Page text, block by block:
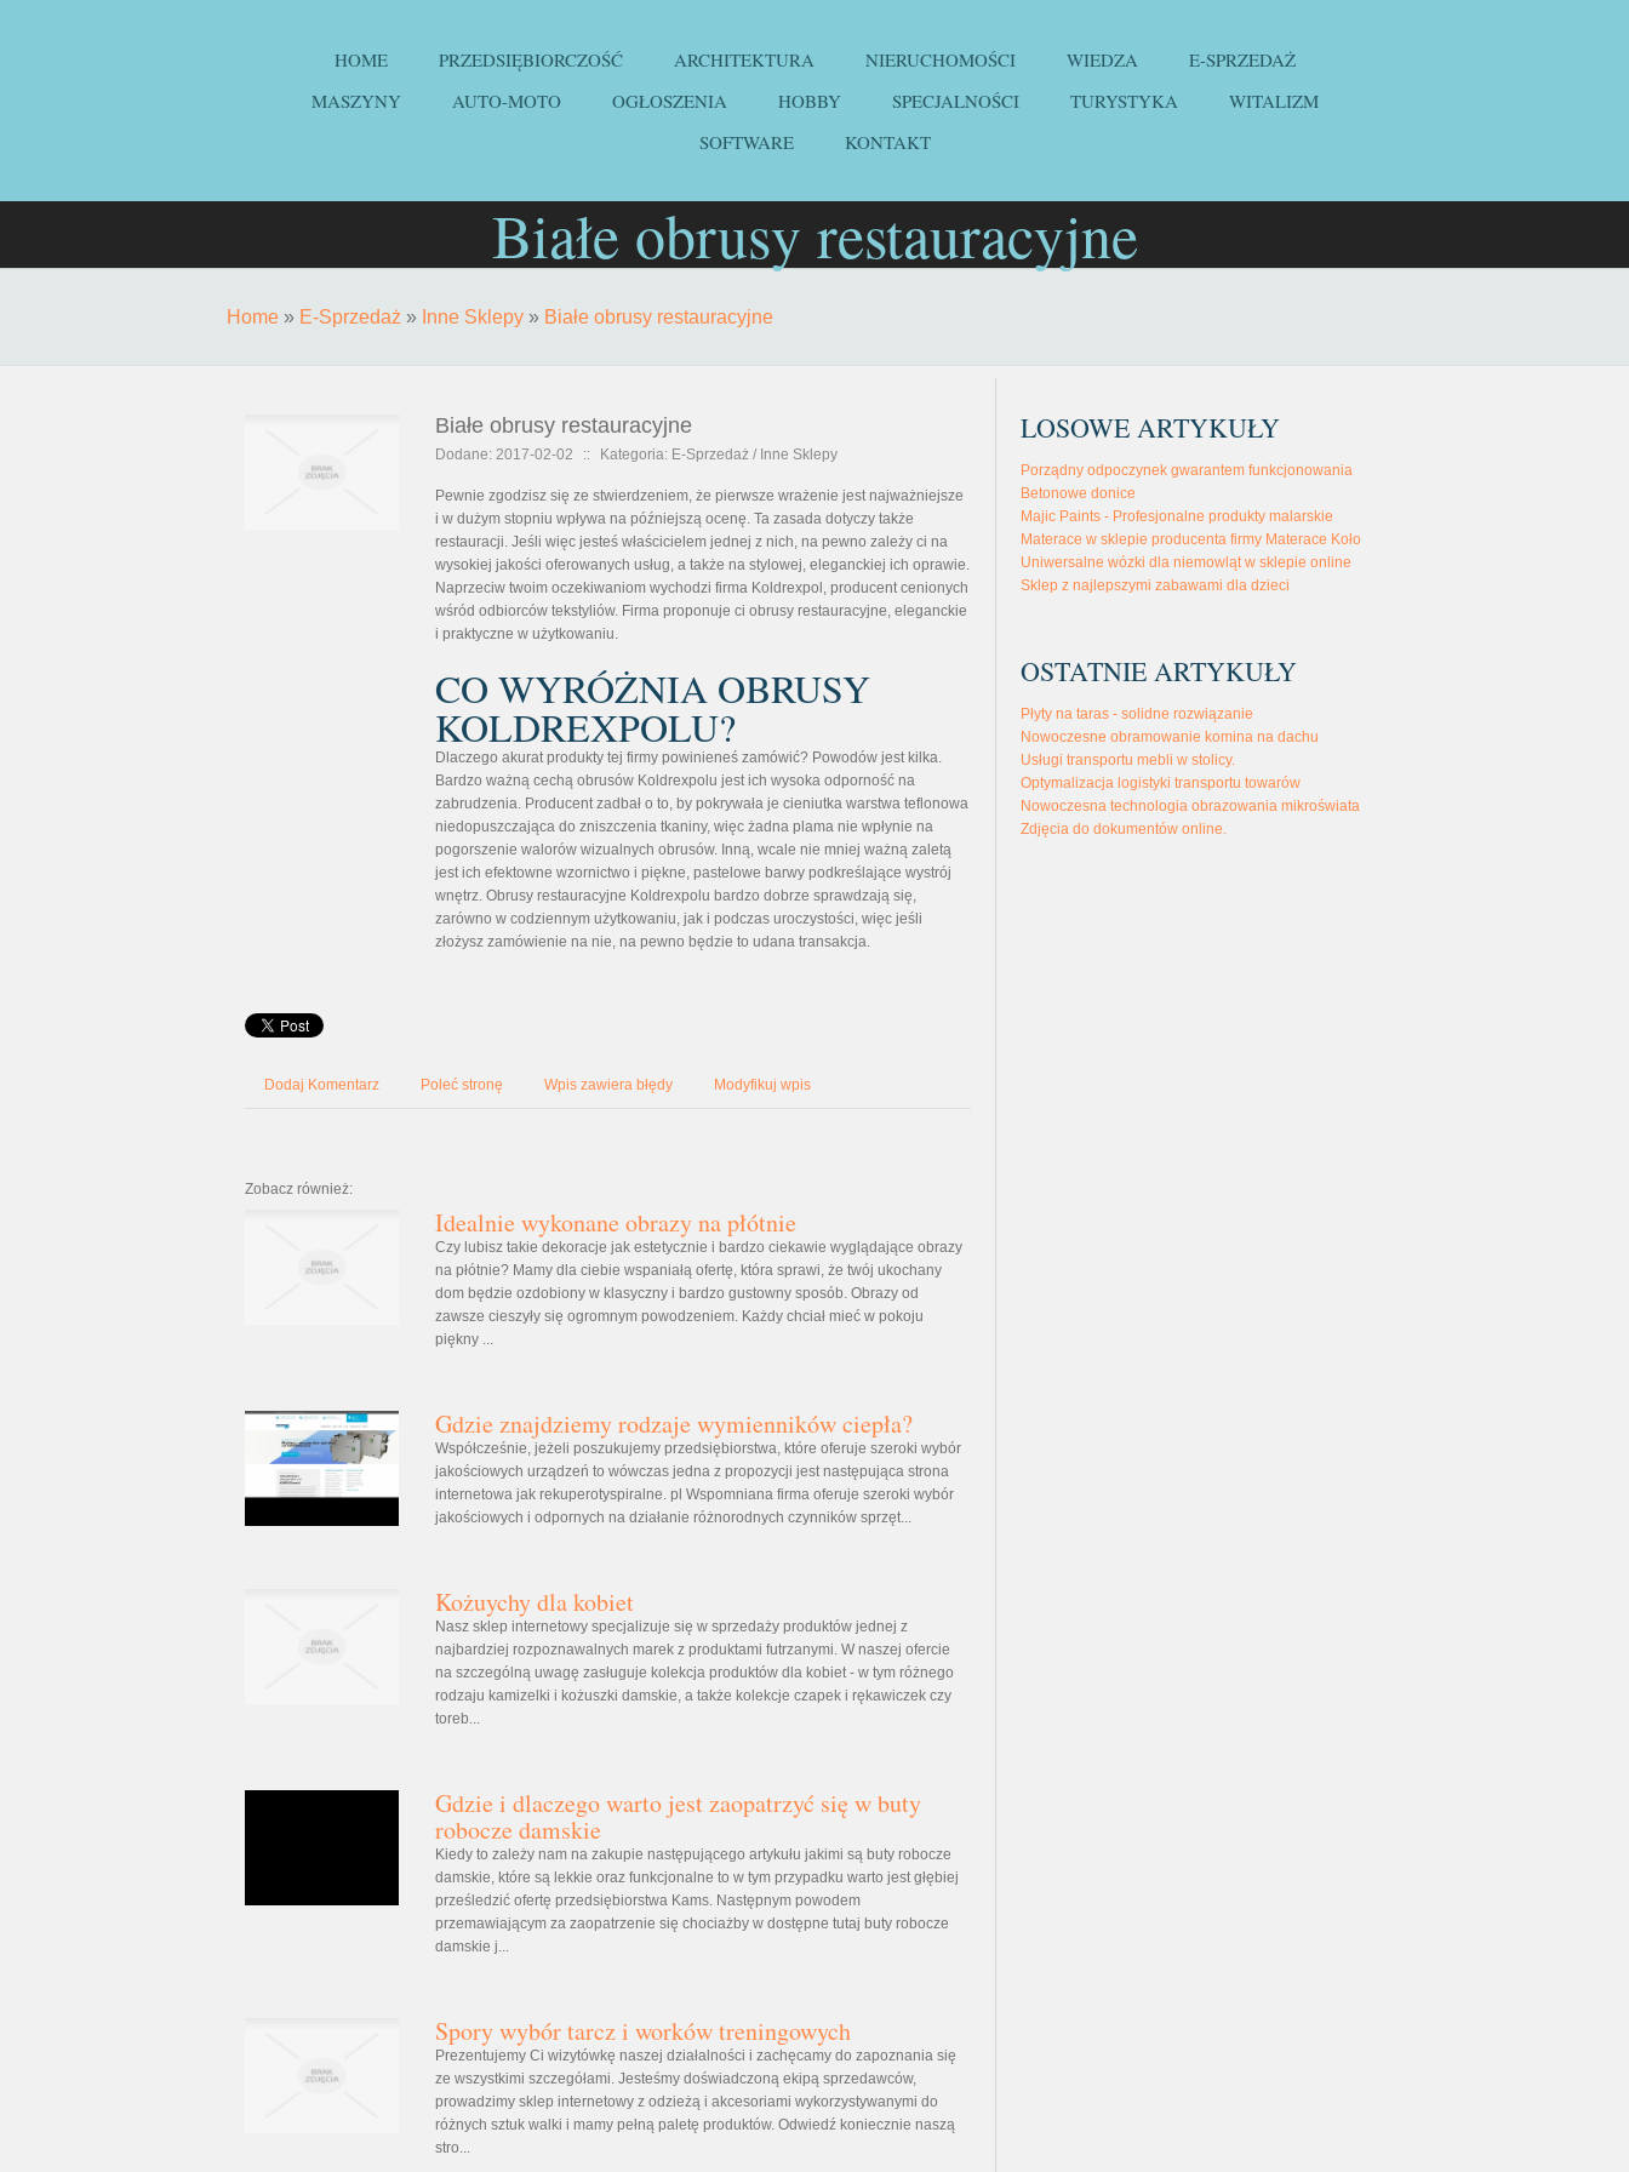
HOME PRZEDSIĘBIORCZOŚĆ ARCHITEKTURA NIERUCHOMOŚCI WIEDZA
E-SPRZEDAŻ
MASZYNY
AUTO-MOTO OGŁOSZENIA HOBBY SPECJALNOŚCI TURYSTYKA
WITALIZM
SOFTWARE
KONTAKT
Białe obrusy restauracyjne
Home » E-Sprzedaż » Inne Sklepy » Białe obrusy restauracyjne
Białe obrusy restauracyjne
Dodane: 2017-02-02 :: Kategoria: E-Sprzedaż / Inne Sklepy
Pewnie zgodzisz się ze stwierdzeniem, że pierwsze wrażenie jest najważniejsze
i w dużym stopniu wpływa na późniejszą ocenę. Ta zasada dotyczy także
restauracji. Jeśli więc jesteś właścicielem jednej z nich, na pewno zależy ci na
wysokiej jakości oferowanych usług, a także na stylowej, eleganckiej ich oprawie.
Naprzeciw twoim oczekiwaniom wychodzi firma Koldrexpol, producent cenionych
wśród odbiorców tekstyliów. Firma proponuje ci obrusy restauracyjne, eleganckie
i praktyczne w użytkowaniu.
CO WYRÓŻNIA OBRUSY
KOLDREXPOLU?
Dlaczego akurat produkty tej firmy powinieneś zamówić? Powodów jest kilka.
Bardzo ważną cechą obrusów Koldrexpolu jest ich wysoka odporność na
zabrudzenia. Producent zadbał o to, by pokrywała je cieniutka warstwa teflonowa
niedopuszczająca do zniszczenia tkaniny, więc żadna plama nie wpłynie na
pogorszenie walorów wizualnych obrusów. Inną, wcale nie mniej ważną zaletą
jest ich efektowne wzornictwo i piękne, pastelowe barwy podkreślające wystrój
wnętrz. Obrusy restauracyjne Koldrexpolu bardzo dobrze sprawdzają się,
zarówno w codziennym użytkowaniu, jak i podczas uroczystości, więc jeśli
złożysz zamówienie na nie, na pewno będzie to udana transakcja.
Dodaj Komentarz Poleć stronę Wpis zawiera błędy Modyfikuj wpis
Zobacz również:
Idealnie wykonane obrazy na płótnie
Czy lubisz takie dekoracje jak estetycznie i bardzo ciekawie wyglądające obrazy
na płótnie? Mamy dla ciebie wspaniałą ofertę, która sprawi, że twój ukochany
dom będzie ozdobiony w klasyczny i bardzo gustowny sposób. Obrazy od
zawsze cieszyły się ogromnym powodzeniem. Każdy chciał mieć w pokoju
piękny ...
Gdzie znajdziemy rodzaje wymienników ciepła?
Współcześnie, jeżeli poszukujemy przedsiębiorstwa, które oferuje szeroki wybór
jakościowych urządzeń to wówczas jedna z propozycji jest następująca strona
internetowa jak rekuperotyspiralne. pl Wspomniana firma oferuje szeroki wybór
jakościowych i odpornych na działanie różnorodnych czynników sprzęt...
Kożuychy dla kobiet
Nasz sklep internetowy specjalizuje się w sprzedaży produktów jednej z
najbardziej rozpoznawalnych marek z produktami futrzanymi. W naszej ofercie
na szczególną uwagę zasługuje kolekcja produktów dla kobiet - w tym różnego
rodzaju kamizelki i kożuszki damskie, a także kolekcje czapek i rękawiczek czy
toreb...
Gdzie i dlaczego warto jest zaopatrzyć się w buty
robocze damskie
Kiedy to zależy nam na zakupie następującego artykułu jakimi są buty robocze
damskie, które są lekkie oraz funkcjonalne to w tym przypadku warto jest głębiej
prześledzić ofertę przedsiębiorstwa Kams. Następnym powodem
przemawiającym za zaopatrzenie się chociażby w dostępne tutaj buty robocze
damskie j...
Spory wybór tarcz i worków treningowych
Prezentujemy Ci wizytówkę naszej działalności i zachęcamy do zapoznania się
ze wszystkimi szczegółami. Jesteśmy doświadczoną ekipą sprzedawców,
prowadzimy sklep internetowy z odzieżą i akcesoriami wykorzystywanymi do
różnych sztuk walki i mamy pełną paletę produktów. Odwiedź koniecznie naszą
stro...
LOSOWE ARTYKUŁY
Porządny odpoczynek gwarantem funkcjonowania
Betonowe donice
Majic Paints - Profesjonalne produkty malarskie
Materace w sklepie producenta firmy Materace Koło
Uniwersalne wózki dla niemowląt w sklepie online
Sklep z najlepszymi zabawami dla dzieci
OSTATNIE ARTYKUŁY
Płyty na taras - solidne rozwiązanie
Nowoczesne obramowanie komina na dachu
Usługi transportu mebli w stolicy.
Optymalizacja logistyki transportu towarów
Nowoczesna technologia obrazowania mikroświata
Zdjęcia do dokumentów online.